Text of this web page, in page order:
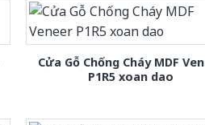
Cửa Gỗ Chống Cháy MDF
P1R5 xoan dao